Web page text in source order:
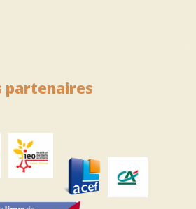
partenaires